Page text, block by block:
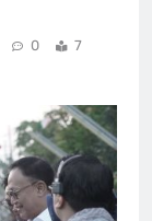
0
7